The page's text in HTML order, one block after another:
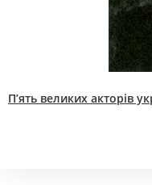
П’ять великих акторів